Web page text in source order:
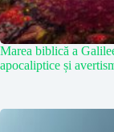
Marea biblică a
apocaliptice și